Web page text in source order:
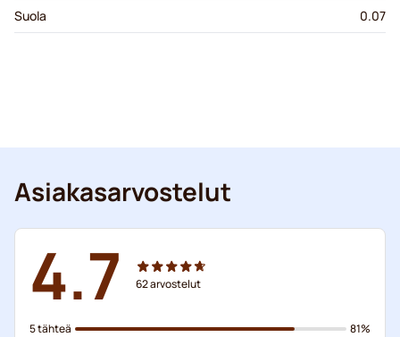
Suola
0.07
Asiakasarvostelut
4.7 62arvostelut
5 tähteä
81%